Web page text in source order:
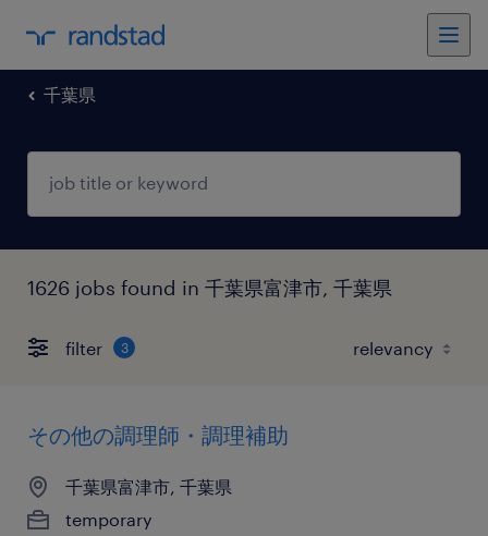
千葉県
1626 jobs found in 千葉県富津市, 千葉県
filter 3
その他の調理師・調理補助
千葉県富津市, 千葉県
temporary